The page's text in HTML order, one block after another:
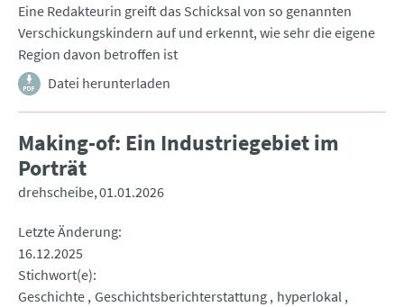
Eine Redakteurin greift das Schicksal von so genannten
Verschickungskindern auf und erkennt, wie sehr die eigene
Region davon betroffen ist
Datei herunterladen
Making-of: Ein Industriegebiet im
Porträt
drehscheibe 01.01.2026
Letzte Änderung
16.12.2025
Stichwort(e)
Geschichte Geschichtsberichterstattung hyperlokal